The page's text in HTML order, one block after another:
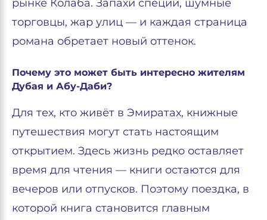
рынке Колаба. Запахи специй, шумные
торговцы, жар улиц — и каждая страница
романа обретает новый оттенок.
Почему это может быть интересно жителям
Дубая и Абу-Даби?
Для тех, кто живёт в Эмиратах, книжные
путешествия могут стать настоящим
открытием. Здесь жизнь редко оставляет
время для чтения — книги остаются для
вечеров или отпусков. Поэтому поездка, в
которой книга становится главным